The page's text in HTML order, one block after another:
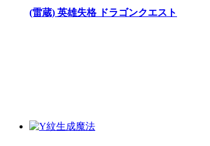
(雷蔵) 英雄失格 ドラゴンクエスト